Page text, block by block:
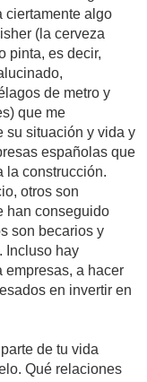
ciertamente algo
(la cerveza
pinta, es decir,
de metro y
que me
su situación y vida y
españolas que
la construcción.
otros son
han conseguido
son becarios y
Incluso hay
empresas, a hacer
en invertir en
de tu vida
Qué relaciones